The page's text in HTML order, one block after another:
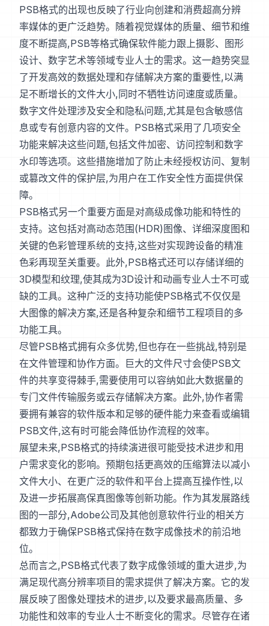
PSB格式的出现也反映了行业向创建和消费超高分辨
率媒体的更广泛趋势。随着视觉媒体的质量、细节和维
度不断提高,PSB等格式确保软件能力跟上摄影、图形
设计、数字艺术等领域专业人士的需求。这一趋势突显
了开发高效的数据处理和存储解决方案的重要性,以满
足不断增长的文件大小,同时不牺牲访问速度或质量。
数字文件处理涉及安全和隐私问题,尤其是包含敏感信
息或专有创意内容的文件。PSB格式采用了几项安全
功能来解决这些问题,包括文件加密、访问控制和数字
水印等选项。这些措施增加了防止未经授权访问、复制
或篡改文件的保护层,为用户在工作安全性方面提供保
障。
PSB格式另一个重要方面是对高级成像功能和特性的
支持。这包括对高动态范围(HDR)图像、详细深度图和
关键的色彩管理系统的支持,这些对实现跨设备的精准
色彩再现至关重要。此外,PSB格式还可以存储详细的
3D模型和纹理,使其成为3D设计和动画专业人士不可或
缺的工具。这种广泛的支持功能使PSB格式不仅仅是
大图像的解决方案,还是各种复杂和细节工程项目的多
功能工具。
尽管PSB格式拥有众多优势,但也存在一些挑战,特别是
在文件管理和协作方面。巨大的文件尺寸会使PSB文
件的共享变得棘手,需要使用可以容纳如此大数据量的
专门文件传输服务或云存储解决方案。此外,协作者需
要拥有兼容的软件版本和足够的硬件能力来查看或编辑
PSB文件,这有时可能会降低协作流程的效率。
展望未来,PSB格式的持续演进很可能受技术进步和用
户需求变化的影响。预期包括更高效的压缩算法以减小
文件大小、在更广泛的软件和平台上提高互操作性,以
及进一步拓展高保真图像等创新功能。作为其发展路线
图的一部分,Adobe公司及其他创意软件行业的相关方
都致力于确保PSB格式保持在数字成像技术的前沿地
位。
总而言之,PSB格式代表了数字成像领域的重大进步,为
满足现代高分辨率项目的需求提供了解决方案。它的发
展反映了图像处理技术的进步,以及要求最高质量、多
功能性和效率的专业人士不断变化的需求。尽管存在诸